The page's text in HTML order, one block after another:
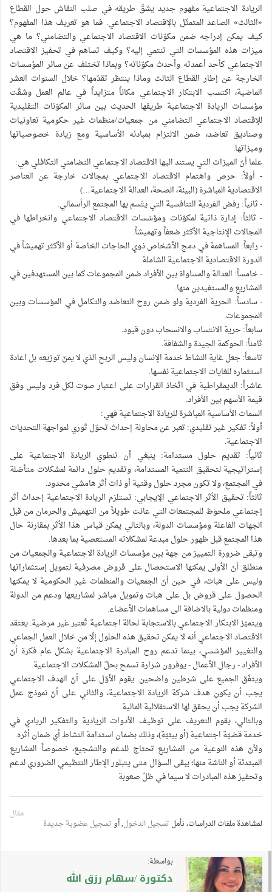
الريادة الاجتماعية مفهوم جديد يشقّ طريقه في صلب النقاش حول القطاع
«الثالث» الصاعد المتمثّل بالإقتصاد الاجتماعي. فما هو تعريف هذا المفهوم؟
كيف يمكن إدراجه ضمن مكوّنات الاقتصاد الاجتماعي والتضامني؟ ما هي
ميزات هذه المؤسسات التي تنتمي إليه؟ وكيف تساهم في تحفيز الاقتصاد
الاجتماعي كأحد أعمدته وأحدث مكوّناته؟ وبماذا تختلف عن سائر المؤسسات
الخارجة عن إطار القطاع الثالث وماذا ينتظر تقدّمها؟ خلال السنوات العشر
الماضية، اكتسب الابتكار الاجتماعي مكاناً متزايداً في عالم العمل وشقّت
مؤسسات الريادة الاجتماعية طريقها الحديث بين سائر المكوّنات التقليدية
للإقتصاد الاجتماعي التضامني من جمعيات/منظمات غير حكومية تعاونيات
وصناديق تعاضد، ضمن الالتزام بمبادئه الأساسية ومع زيادة خصوصياتها
وميزاتها.
علما أنّ الميزات التي يستند اليها الاقتصاد الاجتماعي التضامني التكافلي هي:
- أولاً: حرص واهتمام الاقتصاد الاجتماعي بمجالات خارجة عن العناصر
الاقتصادية المباشرة (البيئة، الصحة، العدالة الاجتماعية…)
- ثانياً: رفض الفردية التنافسية التي يتّسم بها المجتمع الرأسمالي.
- ثالثاً: إدارة ذاتية لمكوّنات ومؤسّسات الاقتصاد الاجتماعي وانخراطها في
المجالات الإنتاجية الأكثر ضعفاً وتهميشاً.
- رابعاً: المساهمة في دمج الأشخاص ذوي الحاجات الخاصة أو الأكثر تهميشاً في
الدورة الاقتصادية الاجتماعية الشاملة.
- خامساً: العدالة والمساواة بين الأفراد ضمن المجموعات كما بين المستهدفين في
المشاريع والمستفيدين منها.
- سادساً: الحرية الفردية ولو ضمن روح التعاضد والتكامل في المؤسسات وبين
المجموعات.
سابعاً: حرية الانتساب والانسحاب دون قيود.
ثامناً: الحوكمة الجيدة والشفافة.
تاسعاً: جعل غاية النشاط خدمة الإنسان وليس الربح الذي لا يمنّ توزيعه بل اعادة
استثماره للغايات الاجتماعية نفسها.
عاشراً: الديمقراطية في اتّخاذ القرارات على اعتبار صوت لكل فرد وليس وفق
قيمة الأسهم بين الأفراد.
السمات الأساسية المباشرة للريادة الاجتماعية فهي:
أولاً: تفكير غير تقليدي: تعبر عن محاولة إحداث تحوّل ثوري لمواجهة التحديات
الاجتماعية.
ثانياً: تقديم حلول مستدامة: ينبغي أن تنطوي الريادة الاجتماعية على
إستراتيجية لتحقيق التنمية المستدامة، وتقديم حلول دائمة لمشكلات متأصّلة
في المجتمع، ولا تكون مجرد حلول وقتية أو ذات أثر هامشي محدود.
ثالثاً: تحقيق الأثر الاجتماعي الإيجابي: تستلزم الريادة الاجتماعية إحداث أثر
إجتماعي ملحوظ للمجتمعات التي عانت طويلاً من التهميش والحرمان من قبل
الجهات الفاعلة ومؤسسات الدولة، وبالتالي يمكن قياس هذا الأثر بمقارنة حال
هذا المجتمع قبل ظهور حلول مبدعة لمشكلاته المستعصية بما بعدها.
وتبقى ضرورة التمييز من جهة بين مؤسسات الريادة الاجتماعية والجمعيات من
منطلق أنّ الأولى يمكنها الاستحصال على قروض مصرفية لتمويل إستثماراتها
وليس على هبات، في حين أنّ الجمعيات والمنظمات غير الحكومية لا يمكنها
الحصول على قروض بل على هبات وتمويل مباشر لمشاريعها ودعم من الدولة
ومنظمات دولية بالاضافة الى مساهمات الأعضاء.
ويتميّز الابتكار الاجتماعي بالاستجابة لحالة اجتماعية تُعتبر غير مرضية. يعتقد
الاقتصاد الاجتماعي أنه لا يمكن تحقيق هذه الحلول إلّا من خلال العمل الجماعي
والتغيير المؤسّسي، بينما تدعم روح المبادرة الاجتماعية بشكل عام فكرة أنّ
الأفراد - رجال الأعمال - يوفرون شرارة تسمح بحلّ المشكلات الاجتماعية.
ويتفّق الجميع على شرطين واضحين. يقوم الأوّل على أنّ الهدف الاجتماعي
يجب أن يكون هدف شركة الريادة الاجتماعية، والثاني على أنّ نموذج عمل
الشركة يجب أن يحقق لها الاستقلالية المالية.
وبالتالي، يقوم التعريف على توظيف الأدوات الريادية والتفكير الريادي في
خدمة قضيّة اجتماعية (أو بيئيّة)، وذلك بضمان استدامة النشاط أي ضمان أثره.
ولأنّ هذه النوعية من المشاريع تحتاج للدعم والتشجيع، خصوصاً المشاريع
المبتدئة أو الناشة منها؛ يبقى السؤال متى يتبلور الإطار التنظيمي الضروري لدعم
وتحفيز هذه المبادرات لا سيما في ظلّ صعوبة
مقال
لمشاهدة ملفات الدراسات، نأمل تسجيل الدخول, أوتسجيل عضوية جديدة
بواسطة:
دكتورة /سهام رزق الله